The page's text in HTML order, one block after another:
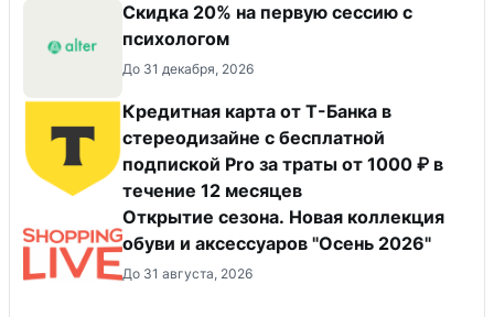
Скидка 20% на первую сессию с
психологом
До 31 декабря, 2026
Кредитная карта от Т-Банка в
стереодизайне с бесплатной
подпиской Pro за траты от 1000 ₽ в
течение 12 месяцев
Открытие сезона. Новая коллекция
обуви и аксессуаров "Осень 2026"
До 31 августа, 2026